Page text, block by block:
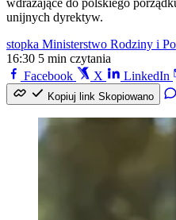
wdrażające do polskiego
unijnych dyrektyw.
stopka Ministerstwo Rodziny i
16:30 5 min czytania
Facebook
X LinkedIn
Kopiuj link Skopiowano